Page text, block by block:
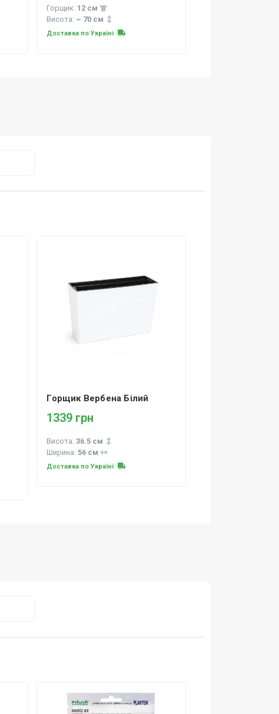
Горщик: 12 см
Висота: ~ 70 см
Доставка по Україні
Горщик Вербена Білий
1339 грн
Висота:36.5 см
Ширина:56 см
Доставка по Україні